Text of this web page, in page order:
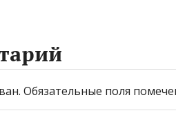
Обязательные поля